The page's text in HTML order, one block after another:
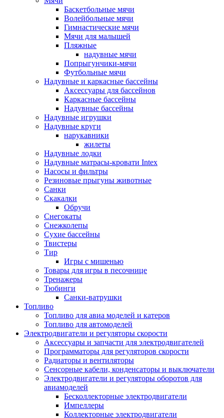
Баскетбольные мячи
Волейбольные мячи
Гимнастические мячи
Мячи для малышей
Пляжные
надувные мячи
Попрыгунчики-мячи
Футбольные мячи
Надувные и каркасные бассейны
Аксессуары для бассейнов
Каркасные бассейны
Надувные бассейны
Надувные игрушки
Надувные круги
нарукавники
жилеты
Надувные лодки
Надувные матрасы-кровати Intex
Насосы и фильтры
Резиновые прыгуны животные
Санки
Скакалки
Обручи
Снегокаты
Снежколепы
Сухие бассейны
Твистеры
Тир
Игры с мишенью
Товары для игры в песочнице
Тренажеры
Тюбинги
Санки-ватрушки
Топливо
Топливо для авиа моделей и катеров
Топливо для автомоделей
Электродвигатели и регуляторы скорости
Аксессуары и запчасти для электродвигателей
Программаторы для регуляторов скорости
Радиаторы и вентиляторы
Сенсорные кабели, конденсаторы и выключатели
Электродвигатели и регуляторы оборотов для
авиамоделей
Бесколлекторные электродвигатели
Импеллеры
Коллекторные электродвигатели